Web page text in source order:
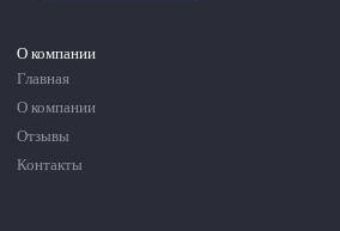
О компании
Главная
О компании
Отзывы
Контакты